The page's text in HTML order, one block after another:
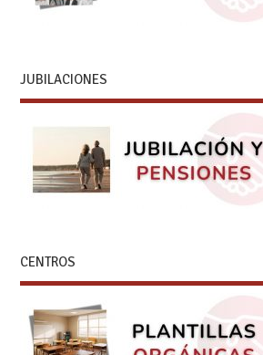
JUBILACIONES
CENTROS